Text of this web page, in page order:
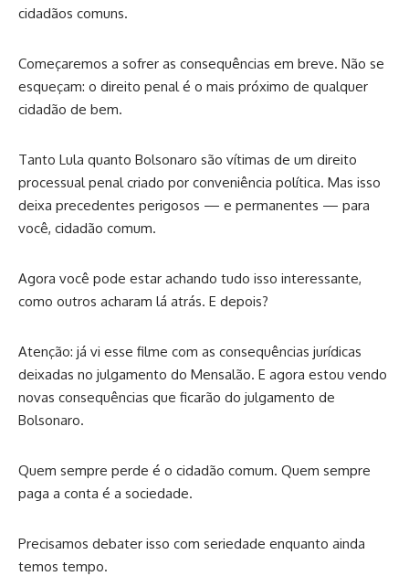
cidadãos comuns.
Começaremos a sofrer as consequências em breve. Não se
esqueçam: o direito penal é o mais próximo de qualquer
cidadão de bem.
Tanto Lula quanto Bolsonaro são vítimas de um direito
processual penal criado por conveniência política. Mas isso
deixa precedentes perigosos — e permanentes — para
você, cidadão comum.
Agora você pode estar achando tudo isso interessante,
como outros acharam lá atrás. E depois?
Atenção: já vi esse filme com as consequências jurídicas
deixadas no julgamento do Mensalão. E agora estou vendo
novas consequências que ficarão do julgamento de
Bolsonaro.
Quem sempre perde é o cidadão comum. Quem sempre
paga a conta é a sociedade.
Precisamos debater isso com seriedade enquanto ainda
temos tempo.